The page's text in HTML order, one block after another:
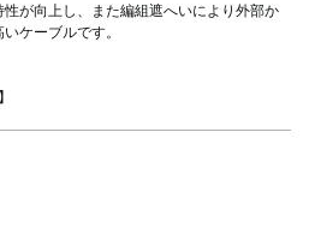
が向上し、また編組遮へいにより外部か
ケーブルです。